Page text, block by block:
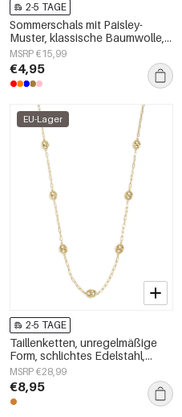
2-5 TAGE
Sommerschals mit Paisley-
Muster, klassische Baumwolle,
Alltagsaccessoires
MSRP €15,99
€4,95
EU-Lager
2-5 TAGE
Taillenketten, unregelmäßige
Form, schlichtes Edelstahl,
Alltagsaccessoires
MSRP €28,99
€8,95